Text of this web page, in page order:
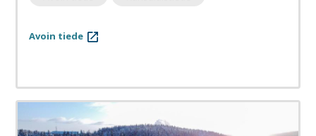
Avoin tiede